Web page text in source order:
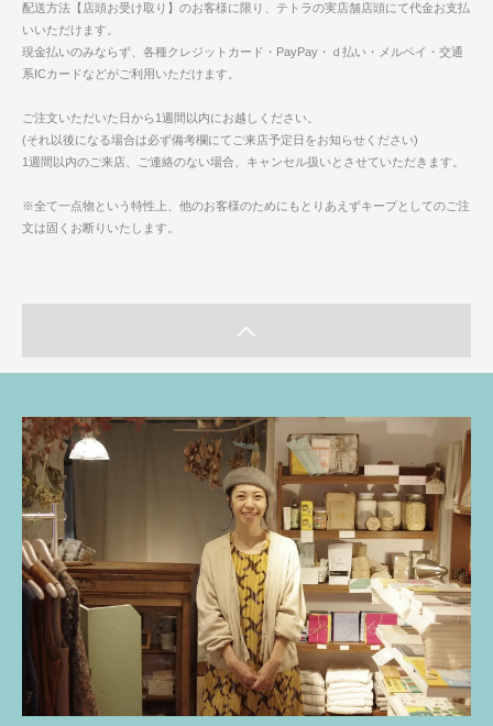
配送方法【店頭お受け取り】のお客様に限り、テトラの実店舗店頭にて代金お支払
いいただけます。
現金払いのみならず、各種クレジットカード・PayPay・ｄ払い・メルペイ・交通
系ICカードなどがご利用いただけます。
ご注文いただいた日から1週間以内にお越しください。
(それ以後になる場合は必ず備考欄にてご来店予定日をお知らせください)
1週間以内のご来店、ご連絡のない場合、キャンセル扱いとさせていただきます。
※全て一点物という特性上、他のお客様のためにもとりあえずキープとしてのご注
文は固くお断りいたします。